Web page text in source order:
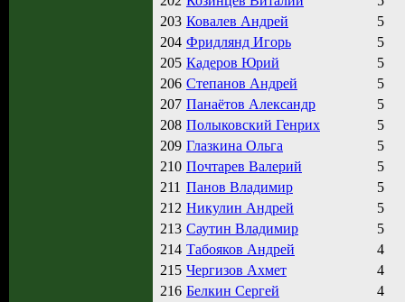
203 Ковалев Андрей
5
204 Фридлянд Игорь
5
205 Кадеров Юрий
5
206 Степанов Андрей
5
207 Панаётов Александр
5
208 Полыковский Генрих
5
209 Глазкина Ольга
5
210 Почтарев Валерий
5
211 Панов Владимир
5
212 Никулин Андрей
5
213 Саутин Владимир
5
214 Табояков Андрей
4
215 Чергизов Ахмет
4
216 Белкин Сергей
4